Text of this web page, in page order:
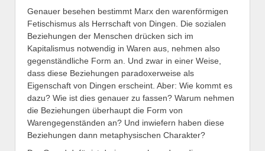
Genauer besehen bestimmt Marx den warenförmigen
Fetischismus als Herrschaft von Dingen. Die sozialen
Beziehungen der Menschen drücken sich im
Kapitalismus notwendig in Waren aus, nehmen also
gegenständliche Form an. Und zwar in einer Weise,
dass diese Beziehungen paradoxerweise als
Eigenschaft von Dingen erscheint. Aber: Wie kommt es
dazu? Wie ist dies genauer zu fassen? Warum nehmen
die Beziehungen überhaupt die Form von
Warengegenständen an? Und inwiefern haben diese
Beziehungen dann metaphysischen Charakter?